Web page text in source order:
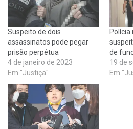
Suspeito de dois
assassinatos pode pegar
prisão perpétua
4 de janeiro de 2023
Em "Justiça"
Polícia
de
19 de
Em